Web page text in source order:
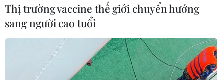
Thị trường vaccine thế giới chuyển hướng
sang người cao tuổi